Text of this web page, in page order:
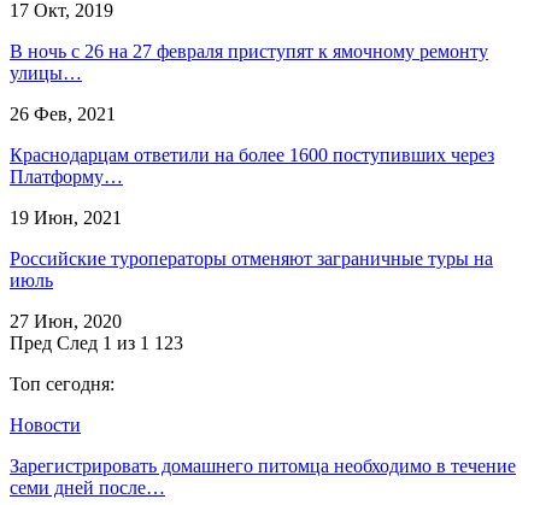
17 Окт, 2019
В ночь с 26 на 27 февраля приступят к ямочному ремонту
улицы…
26 Фев, 2021
Краснодарцам ответили на более 1600 поступивших через
Платформу…
19 Июн, 2021
Российские туроператоры отменяют заграничные туры на
июль
27 Июн, 2020
Пред След 1 из 1 123
Топ сегодня:
Новости
Зарегистрировать домашнего питомца необходимо в течение
семи дней после…